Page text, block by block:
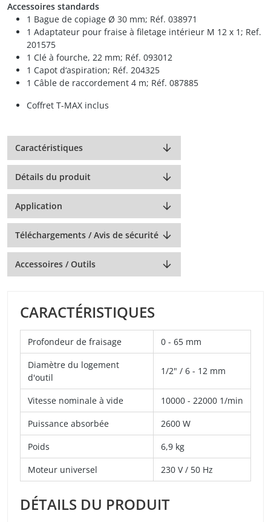
Accessoires standards
1 Bague de copiage Ø 30 mm; Réf. 038971
1 Adaptateur pour fraise à filetage intérieur M 12 x 1; Ref.
201575
1 Clé à fourche, 22 mm; Réf. 093012
1 Capot d‘aspiration; Réf. 204325
1 Câble de raccordement 4 m; Réf. 087885
Coffret T-MAX inclus
Caractéristiques
Détails du produit
Application
Téléchargements / Avis de sécurité
Accessoires / Outils
CARACTÉRISTIQUES
Profondeur de fraisage
0 - 65 mm
Diamètre du logement
d'outil
1/2" / 6 - 12 mm
Vitesse nominale à vide
10000 - 22000 1/min
Puissance absorbée
2600 W
Poids
6,9 kg
Moteur universel
230 V / 50 Hz
DÉTAILS DU PRODUIT